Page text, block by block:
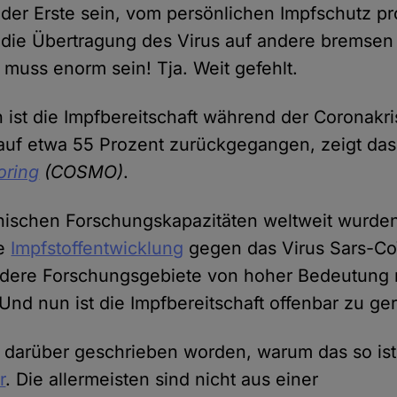
Erste sein, vom persönlichen Impfschutz
Übertragung des Virus auf andere
enorm sein! Tja. Weit gefehlt.
ist die Impfbereitschaft während der
etwa 55 Prozent zurückgegangen, zeigt
(COSMO).
Forschungskapazitäten weltweit
Impfstoffentwicklung gegen das Virus Sars-
Forschungsgebiete von hoher Bedeutung
nun ist die Impfbereitschaft offenbar zu
geschrieben worden, warum das so
. Die allermeisten sind nicht aus einer